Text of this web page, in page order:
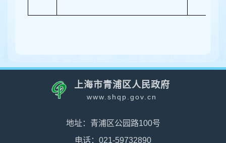
上海市青浦区人民政府
www.shqp.gov.cn
地址：青浦区公园路100号
电话：021-59732890